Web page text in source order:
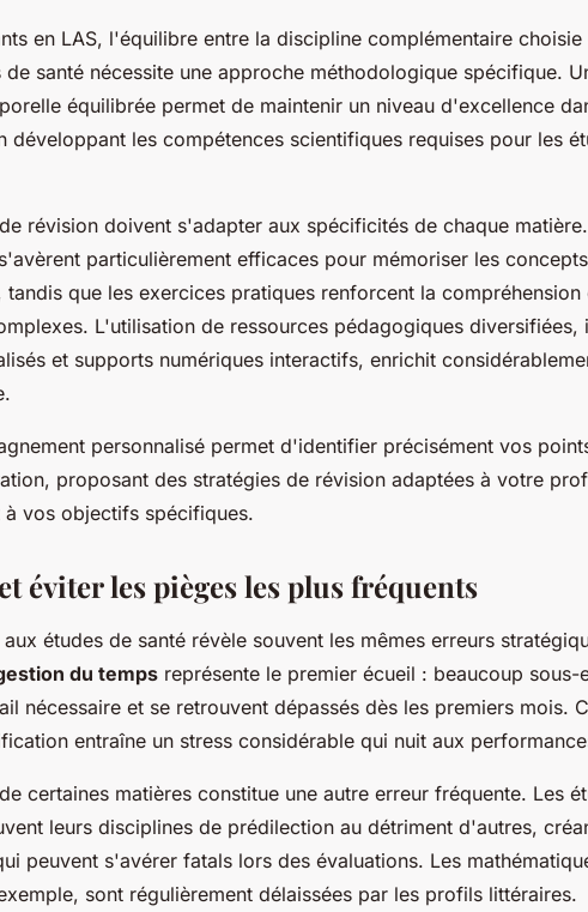
en LAS, l'équilibre entre la discipline complémentaire choisie
de santé nécessite une approche méthodologique spécifique.
équilibrée permet de maintenir un niveau d'excellence
développant les compétences scientifiques requises pour les
révision doivent s'adapter aux spécificités de chaque
s'avèrent particulièrement efficaces pour mémoriser les concepts
tandis que les exercices pratiques renforcent la compréhension
L'utilisation de ressources pédagogiques diversifiées,
et supports numériques interactifs, enrichit
personnalisé permet d'identifier précisément vos
proposant des stratégies de révision adaptées à votre
à vos objectifs spécifiques.
éviter les pièges les plus fréquents
études de santé révèle souvent les mêmes erreurs
du temps représente le premier écueil : beaucoup sous-
nécessaire et se retrouvent dépassés dès les premiers mois.
entraîne un stress considérable qui nuit aux
certaines matières constitue une autre erreur fréquente. Les
leurs disciplines de prédilection au détriment d'autres,
peuvent s'avérer fatals lors des évaluations. Les
sont régulièrement délaissées par les profils littéraires.